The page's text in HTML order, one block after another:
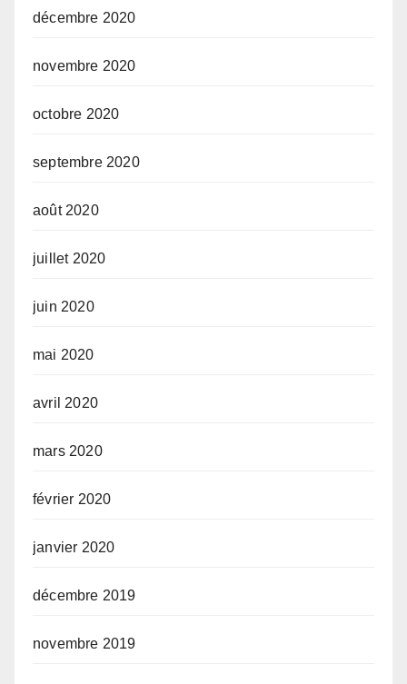
décembre 2020
novembre 2020
octobre 2020
septembre 2020
août 2020
juillet 2020
juin 2020
mai 2020
avril 2020
mars 2020
février 2020
janvier 2020
décembre 2019
novembre 2019